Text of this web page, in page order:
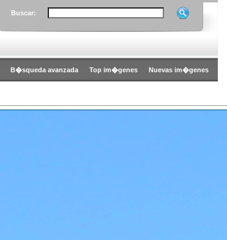
Buscar:
B�squeda avanzada Top im�genes Nuevas im�genes